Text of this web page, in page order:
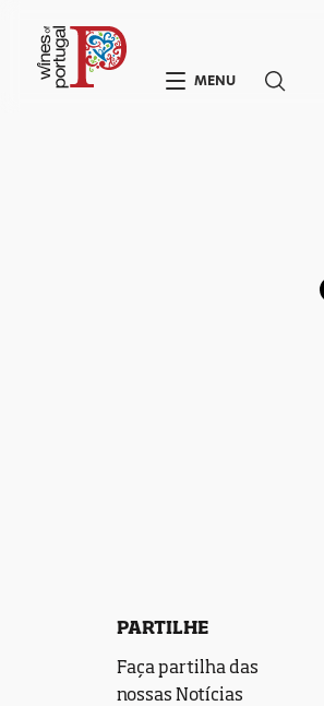
PARTILHE
Faça partilha das
nossas Notícias
MENU